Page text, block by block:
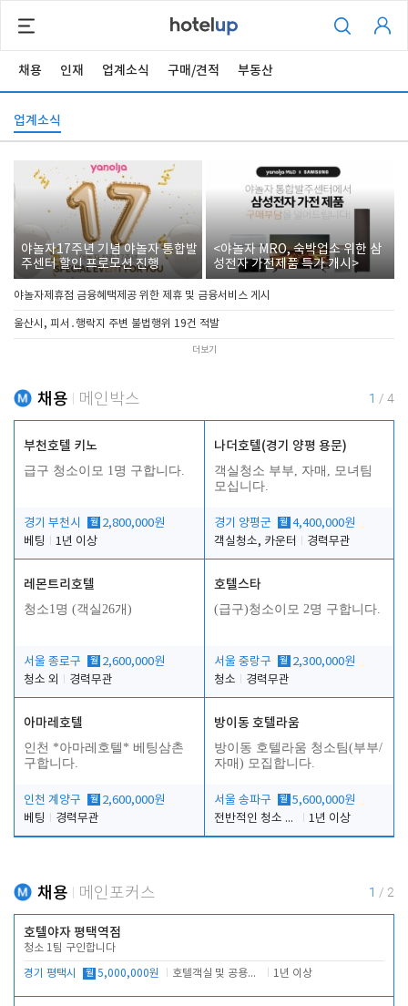
채용 인재 업계소식 구매/견적 부동산
업계소식
야놀자17주년 기념 야놀자 통합발
주센터 할인 프로모션 진행
<야놀자 MRO, 숙박업소 위한 삼
성전자 가전제품 특가 개시>
야놀자제휴점 금융혜택제공 위한 제휴 및 금융서비스 게시
울산시, 피서․행락지 주변 불법행위 19건 적발
더보기
채용 메인박스 1 / 4
부천호텔 키노
급구 청소이모 1명 구합니다.
경기 부천시 월 2,800,000원
베팅
1년 이상
나더호텔(경기 양평 용문)
객실청소 부부, 자매, 모녀팀
모십니다.
경기 양평군 월 4,400,000원
객실청소, 카운터
경력무관
레몬트리호텔
청소1명 (객실26개)
서울 종로구 월 2,600,000원
청소 외
경력무관
호텔스타
(급구)청소이모 2명 구합니다.
서울 중랑구 월 2,300,000원
청소
경력무관
아마레호텔
인천 *아마레호텔* 베팅삼촌
구합니다.
인천 계양구 월 2,600,000원
베팅
경력무관
방이동 호텔라움
방이동 호텔라움 청소팀(부부/
자매) 모집합니다.
서울 송파구 월 5,600,000원
전반적인 청소 업무(객실청소.객실정리)
1년 이상
채용 메인포커스 1 / 2
호텔야자 평택역점
청소 1팀 구인합니다
경기 평택시 월 5,000,000원 호텔객실 및 공용시설 청소 관리 1년 이상